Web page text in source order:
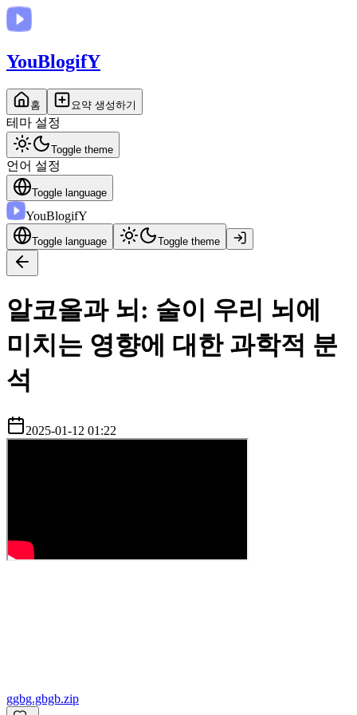
YouBlogifY
홈 요약 생성하기
테마 설정
Toggle theme
언어 설정
Toggle language
YouBlogifY
Toggle language Toggle theme
알코올과 뇌: 술이 우리 뇌에
미치는 영향에 대한 과학적 분
석
2025-01-12 01:22
ggbg.gbgb.zip